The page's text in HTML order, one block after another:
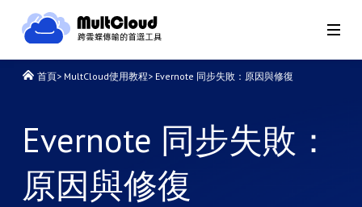
首頁> MultCloud使用教程> Evernote 同步失敗：原因與修復
Evernote 同步失敗：
原因與修復